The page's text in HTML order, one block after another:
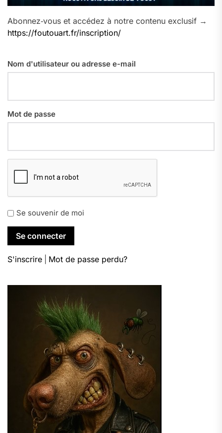
Abonnez‑vous et accédez à notre contenu exclusif →
https://foutouart.fr/inscription/
Nom d'utilisateur ou adresse e-mail
Mot de passe
Se souvenir de moi
S'inscrire Mot de passe perdu?